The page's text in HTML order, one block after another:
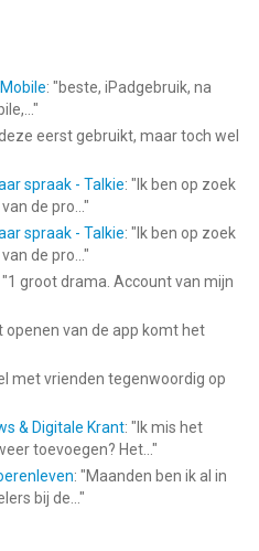
: "beste, iPadgebruik, na
"
deze eerst gebruikt, maar toch wel
spraak - Talkie: " Ik ben op zoek
de pro... "
spraak - Talkie: " Ik ben op zoek
de pro... "
"1 groot drama. Account van mijn
openen van de app komt het
met vrienden tegenwoordig op
& Digitale Krant: " Ik mis het
toevoegen? Het... "
: "Maanden ben ik al in
bij de... "